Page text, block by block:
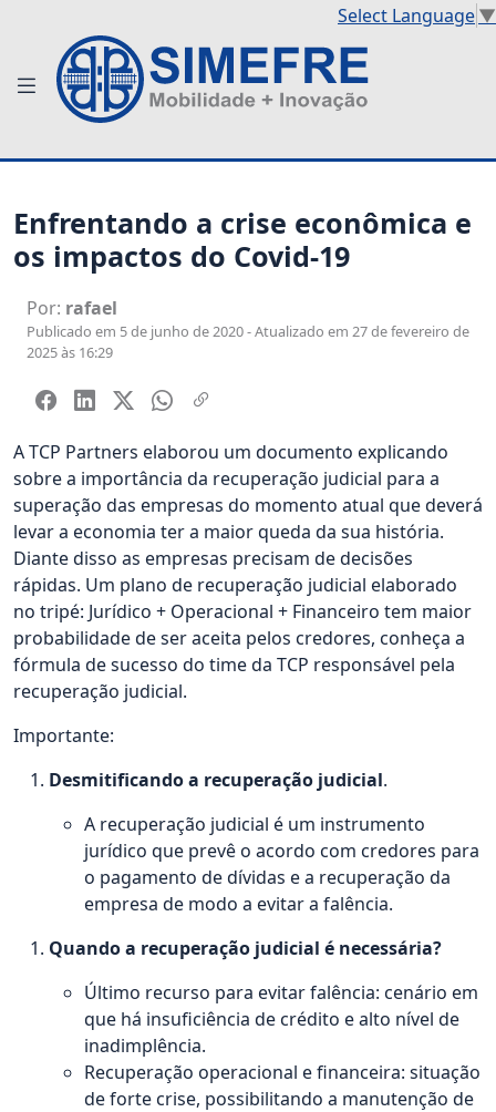
Select Language▼
Enfrentando a crise econômica e
os impactos do Covid-19
Por: rafael
Publicado em 5 de junho de 2020 - Atualizado em 27 de fevereiro de
2025 às 16:29
A TCP Partners elaborou um documento explicando
sobre a importância da recuperação judicial para a
superação das empresas do momento atual que deverá
levar a economia ter a maior queda da sua história.
Diante disso as empresas precisam de decisões
rápidas. Um plano de recuperação judicial elaborado
no tripé: Jurídico + Operacional + Financeiro tem maior
probabilidade de ser aceita pelos credores, conheça a
fórmula de sucesso do time da TCP responsável pela
recuperação judicial.
Importante:
Desmitificando a recuperação judicial.
A recuperação judicial é um instrumento
jurídico que prevê o acordo com credores para
o pagamento de dívidas e a recuperação da
empresa de modo a evitar a falência.
Quando a recuperação judicial é necessária?
Último recurso para evitar falência: cenário em
que há insuficiência de crédito e alto nível de
inadimplência.
Recuperação operacional e financeira: situação
de forte crise, possibilitando a manutenção de